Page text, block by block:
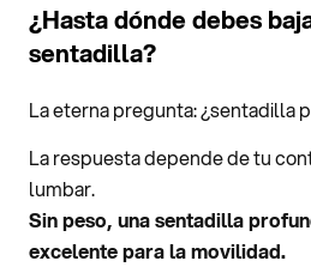
¿Hasta dónde debes
sentadilla?
La eterna pregunta: ¿sentadilla
La respuesta depende de tu
lumbar.
Sin peso, una sentadilla
excelente para la movilidad.